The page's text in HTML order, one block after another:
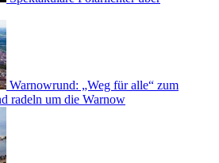
Warnowrund: „Weg für alle“ zum
radeln um die Warnow